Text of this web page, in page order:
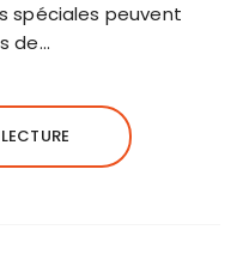
spéciales peuvent
de…